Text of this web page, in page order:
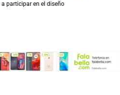
participar en el diseño